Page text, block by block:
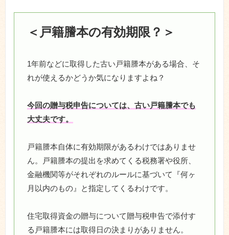
＜戸籍謄本の有効期限？＞
1年前などに取得した古い戸籍謄本がある場合、そ
れが使えるかどうか気になりますよね？
今回の贈与税申告については、古い戸籍謄本でも
大丈夫です。
戸籍謄本自体に有効期限があるわけではありませ
ん。戸籍謄本の提出を求めてくる税務署や役所、
金融機関等がそれぞれのルールに基づいて『何ヶ
月以内のもの』と指定してくるわけです。
住宅取得資金の贈与について贈与税申告で添付す
る戸籍謄本には取得日の決まりがありません。